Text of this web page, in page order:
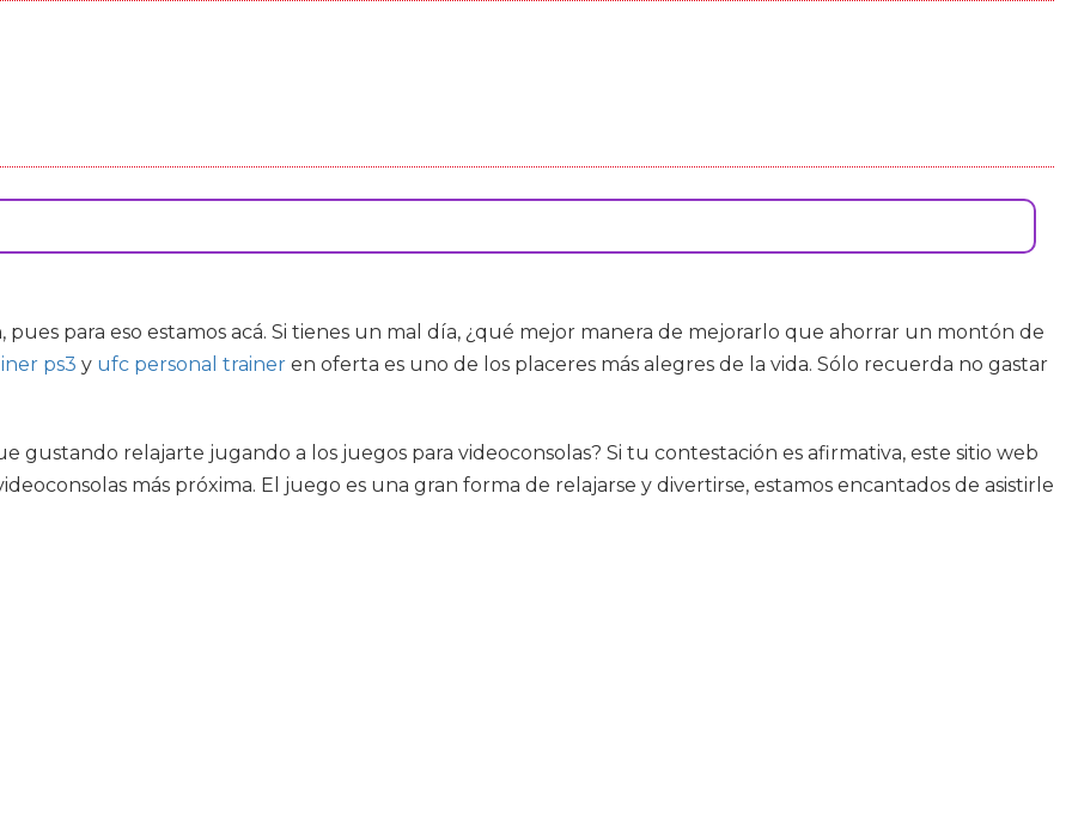
pues para eso estamos acá. Si tienes un mal día, ¿qué mejor manera de mejorarlo que ahorrar un montón de
ps3 y ufc personal trainer en oferta es uno de los placeres más alegres de la vida. Sólo recuerda no gastar
gustando relajarte jugando a los juegos para videoconsolas? Si tu contestación es afirmativa, este sitio web
más próxima. El juego es una gran forma de relajarse y divertirse, estamos encantados de asistirle